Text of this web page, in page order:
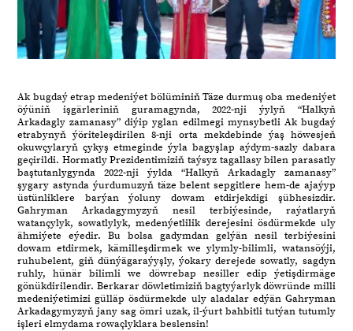
Ak bugdaý etrap medeniýet bölüminiň Täze durmuş oba medeniýet
öýüniň işgärleriniň guramagynda, 2022-nji ýylyň “Halkyň
Arkadagly zamanasy” diýip yglan edilmegi mynsybetli Ak bugdaý
etrabynyň ýöriteleşdirilen 8-nji orta mekdebinde ýaş höwesjeň
okuwçylaryň çykyş etmeginde ýyla bagyşlap aýdym-sazly dabara
geçirildi. Hormatly Prezidentimiziň taýsyz tagallasy bilen parasatly
baştutanlygynda 2022-nji ýylda “Halkyň Arkadagly zamanasy”
şygary astynda ýurdumuzyň täze belent sepgitlere hem-de ajaýyp
üstünliklere barýan ýoluny dowam etdirjekdigi şübhesizdir.
Gahryman Arkadagymyzyň nesil terbiýesinde, raýatlaryň
watançylyk, sowatlylyk, medenýetlilik derejesini ösdürmekde uly
ähmiýete eýedir. Bu bolsa gadymdan gelýän nesil terbiýesini
dowam etdirmek, kämilleşdirmek we ylymly-bilimli, watansöýji,
ruhubelent, giň dünýägaraýyşly, ýokary derejede sowatly, sagdyn
ruhly, hünär bilimli we döwrebap nesiller edip ýetişdirmäge
gönükdirilendir. Berkarar döwletimiziň bagtyýarlyk döwründe milli
medeniýetimizi gülläp ösdürmekde uly aladalar edýän Gahryman
Arkadagymyzyň jany sag ömri uzak, il-ýurt bahbitli tutýan tutumly
işleri elmydama rowaçlyklara beslensin!